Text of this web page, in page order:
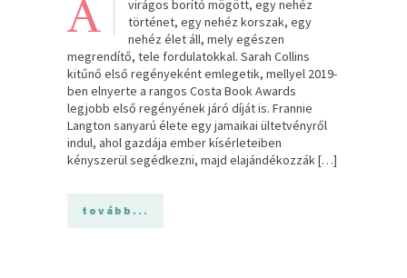
A
virágos borító mögött, egy nehéz
történet, egy nehéz korszak, egy
nehéz élet áll, mely egészen
megrendítő, tele fordulatokkal. Sarah Collins
kitűnő első regényeként emlegetik, mellyel 2019-
ben elnyerte a rangos Costa Book Awards
legjobb első regényének járó díját is. Frannie
Langton sanyarú élete egy jamaikai ültetvényről
indul, ahol gazdája ember kísérleteiben
kényszerül segédkezni, majd elajándékozzák […]
tovább...